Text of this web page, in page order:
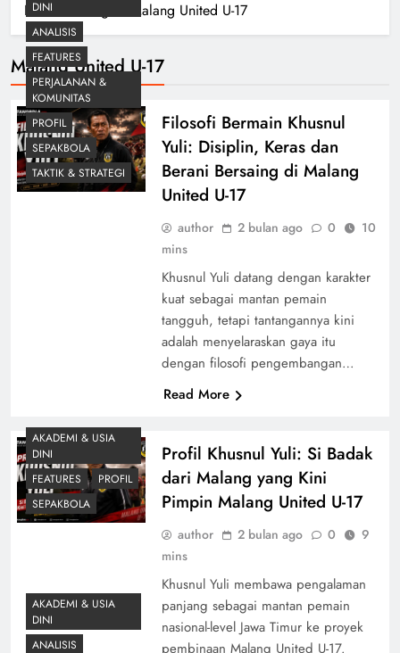
Home Malang United U-17
Malang United U-17
DINI
ANALISIS
FEATURES
PERJALANAN &
KOMUNITAS
PROFIL
SEPAKBOLA
TAKTIK & STRATEGI
Filosofi Bermain Khusnul
Yuli: Disiplin, Keras dan
Berani Bersaing di Malang
United U-17
author 2 bulan ago 0
10
mins
Khusnul Yuli datang dengan karakter
kuat sebagai mantan pemain
tangguh, tetapi tantangannya kini
adalah menyelaraskan gaya itu
dengan filosofi pengembangan…
Read More
AKADEMI & USIA
DINI
FEATURES
PROFIL
SEPAKBOLA
Profil Khusnul Yuli: Si Badak
dari Malang yang Kini
Pimpin Malang United U-17
author 2 bulan ago 0
9
mins
Khusnul Yuli membawa pengalaman
panjang sebagai mantan pemain
nasional-level Jawa Timur ke proyek
pembinaan Malang United U-17.
AKADEMI & USIA
DINI
ANALISIS